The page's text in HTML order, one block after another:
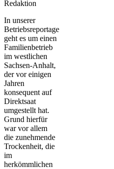
Redaktion
In unserer
Betriebsreportage
geht es um einen
Familienbetrieb
im westlichen
Sachsen-Anhalt,
der vor einigen
Jahren
konsequent auf
Direktsaat
umgestellt hat.
Grund hierfür
war vor allem
die zunehmende
Trockenheit, die
im
herkömmlichen